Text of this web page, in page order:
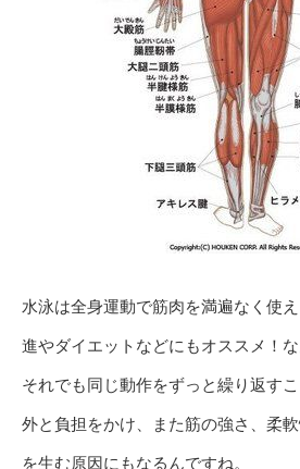
水泳は全身運動で筋肉を満遍なく使
進やダイエットなどにもオススメ！な
それでも同じ動作をずっと繰り返す
外と負担をかけ、また筋の強さ、柔
を生む原因にもなるんですね。